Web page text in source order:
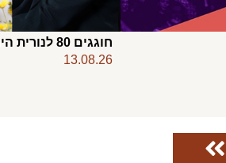
חוגגים 80 לנורית הירש
13.08.26